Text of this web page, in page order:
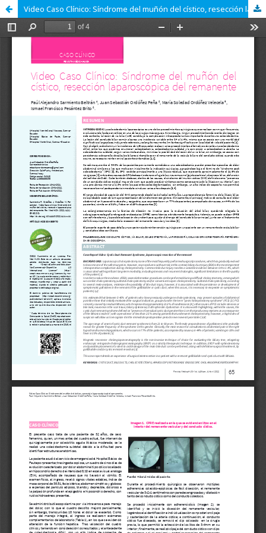
Video Caso Clínico: Síndrome del muñón del cístico, resección laparoscópica del remanente